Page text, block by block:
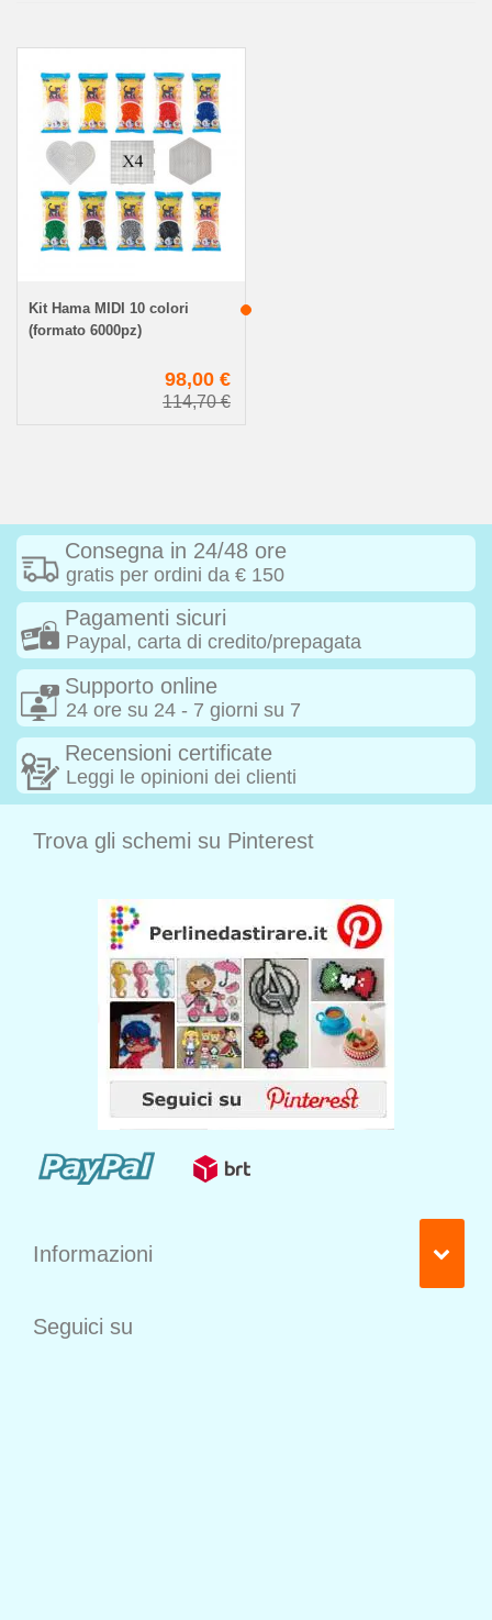
Kit Hama MIDI 10 colori
(formato 6000pz)
98,00 €
114,70 €
Consegna in 24/48 ore
gratis per ordini da € 150
Pagamenti sicuri
Paypal, carta di credito/prepagata
Supporto online
24 ore su 24 - 7 giorni su 7
Recensioni certificate
Leggi le opinioni dei clienti
Trova gli schemi su Pinterest
Informazioni
Seguici su